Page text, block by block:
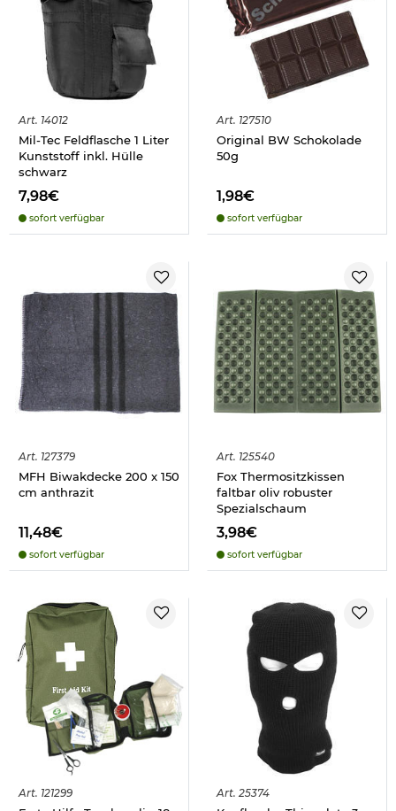
Art. 14012
Mil-Tec Feldflasche 1 Liter
Kunststoff inkl. Hülle
schwarz
7,98€
sofort verfügbar
Art. 127510
Original BW Schokolade
50g
1,98€
sofort verfügbar
Art. 127379
MFH Biwakdecke 200 x 150
cm anthrazit
11,48€
sofort verfügbar
Art. 125540
Fox Thermositzkissen
faltbar oliv robuster
Spezialschaum
3,98€
sofort verfügbar
Art. 121299 Art. 25374